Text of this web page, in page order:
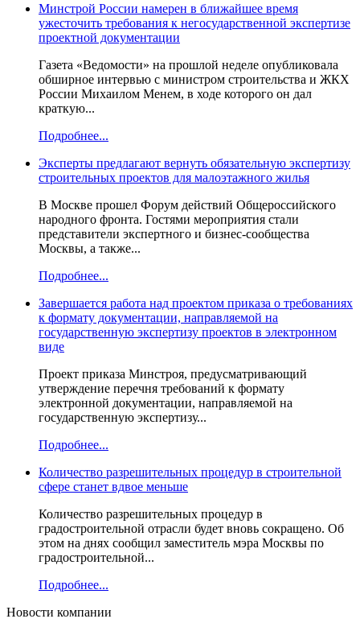
Минстрой России намерен в ближайшее время
ужесточить требования к негосударственной экспертизе
проектной документации
Газета «Ведомости» на прошлой неделе опубликовала
обширное интервью с министром строительства и ЖКХ
России Михаилом Менем, в ходе которого он дал
краткую...
Подробнее...
Эксперты предлагают вернуть обязательную экспертизу
строительных проектов для малоэтажного жилья
В Москве прошел Форум действий Общероссийского
народного фронта. Гостями мероприятия стали
представители экспертного и бизнес-сообщества
Москвы, а также...
Подробнее...
Завершается работа над проектом приказа о требованиях
к формату документации, направляемой на
государственную экспертизу проектов в электронном
виде
Проект приказа Минстроя, предусматривающий
утверждение перечня требований к формату
электронной документации, направляемой на
государственную экспертизу...
Подробнее...
Количество разрешительных процедур в строительной
сфере станет вдвое меньше
Количество разрешительных процедур в
градостроительной отрасли будет вновь сокращено. Об
этом на днях сообщил заместитель мэра Москвы по
градостроительной...
Подробнее...
Новости компании